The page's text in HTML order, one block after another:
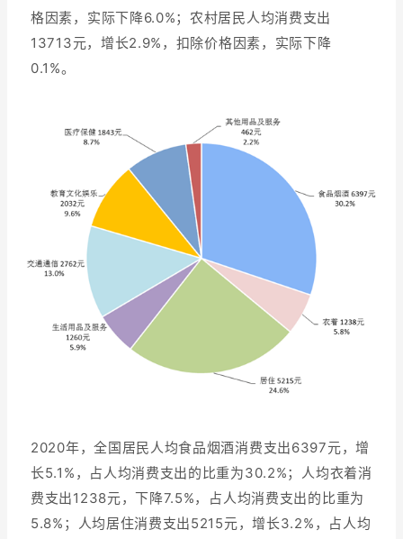
格因素，实际下降6.0%；农村居民人均消费支出
13713元，增长2.9%，扣除价格因素，实际下降
0.1%。
2020年，全国居民人均食品烟酒消费支出6397元，增
长5.1%，占人均消费支出的比重为30.2%；人均衣着消
费支出1238元，下降7.5%，占人均消费支出的比重为
5.8%；人均居住消费支出5215元，增长3.2%，占人均